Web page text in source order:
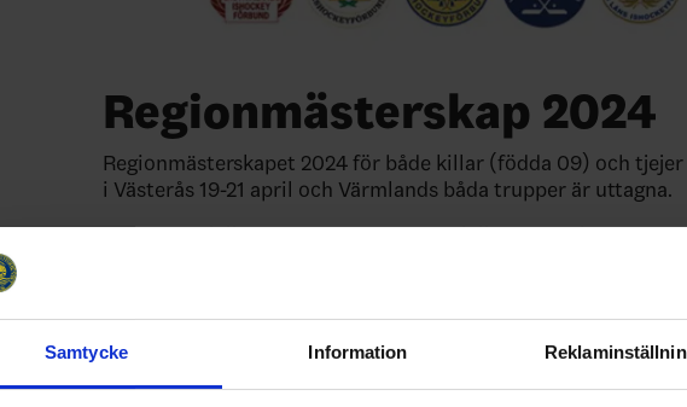
Samtycke Information
Regionmästerskap 2024
Regionmästerskapet 2024 för både killar (födda 09) och
i Västerås 19-21 april och Värmlands båda trupper är uttagna.
Läshärför killarnas trupp ochhärför killarnas spelschema.
Relaterade artiklar